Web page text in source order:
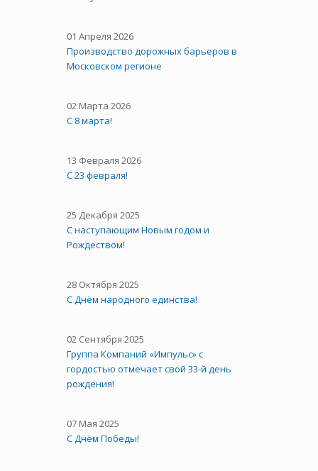
01 Апреля 2026
Производство дорожных барьеров в
Московском регионе
02 Марта 2026
С 8 марта!
13 Февраля 2026
С 23 февраля!
25 Декабря 2025
С наступающим Новым годом и
Рождеством!
28 Октября 2025
C Днём народного единства!
02 Сентября 2025
Группа Компаний «Импульс» с
гордостью отмечает свой 33-й день
рождения!
07 Мая 2025
С Днём Победы!